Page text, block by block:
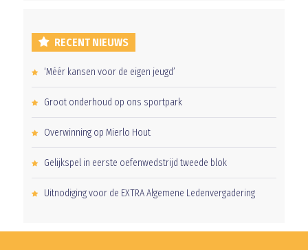
RECENT NIEUWS
‘Méér kansen voor de eigen jeugd’
Groot onderhoud op ons sportpark
Overwinning op Mierlo Hout
Gelijkspel in eerste oefenwedstrijd tweede blok
Uitnodiging voor de EXTRA Algemene Ledenvergadering